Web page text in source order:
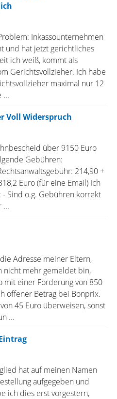
Inkassounternehmen
und hat jetzt gerichtliches
ich weiß, kommt als
Gerichtsvollzieher. Ich habe
maximal nur 12
...
Voll Widerspruch
über 9150 Euro
Gebühren:
214,90 +
Euro (für eine Email) Ich
Sind o.g. Gebühren korrekt
...
Adresse meiner Eltern,
nicht mehr gemeldet bin,
mit einer Forderung von 850
offener Betrag bei Bonprix.
45 Euro überweisen, sonst
...
hat auf meinen Namen
aufgegeben und
ich dies erst vorgestern,